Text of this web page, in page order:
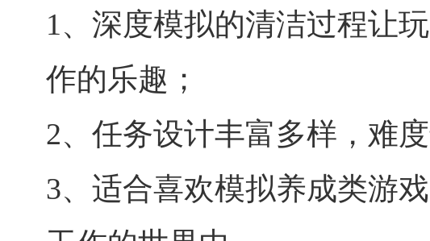
1、深度模拟的清洁过程让
作的乐趣；
2、任务设计丰富多样，难
3、适合喜欢模拟养成类游